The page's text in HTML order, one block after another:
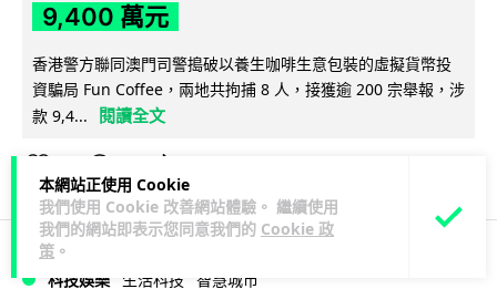
本網站正使用 Cookie
我們使用 Cookie 改善網站體驗。 繼續使用
我們的網站即表示您同意我們的 Cookie 政
策 。
9,400 萬元
香港警方聯同澳門司警搗破以養生咖啡生意包裝的虛擬貨幣投
資騙局 Fun Coffee，兩地共拘捕 8 人，接獲逾 200 宗舉報，涉
款 9,4...
閱讀全文
科技娛樂 生活科技 智慧城市